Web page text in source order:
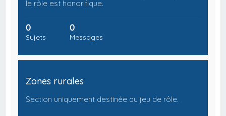
le rôle est honorifique.
0
Sujets
0
Messages
Zones rurales
Section uniquement destinée au jeu de rôle.